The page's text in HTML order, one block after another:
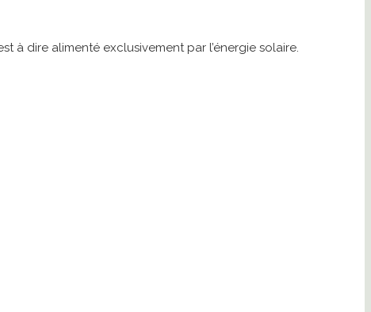
à dire alimenté exclusivement par l’énergie solaire.